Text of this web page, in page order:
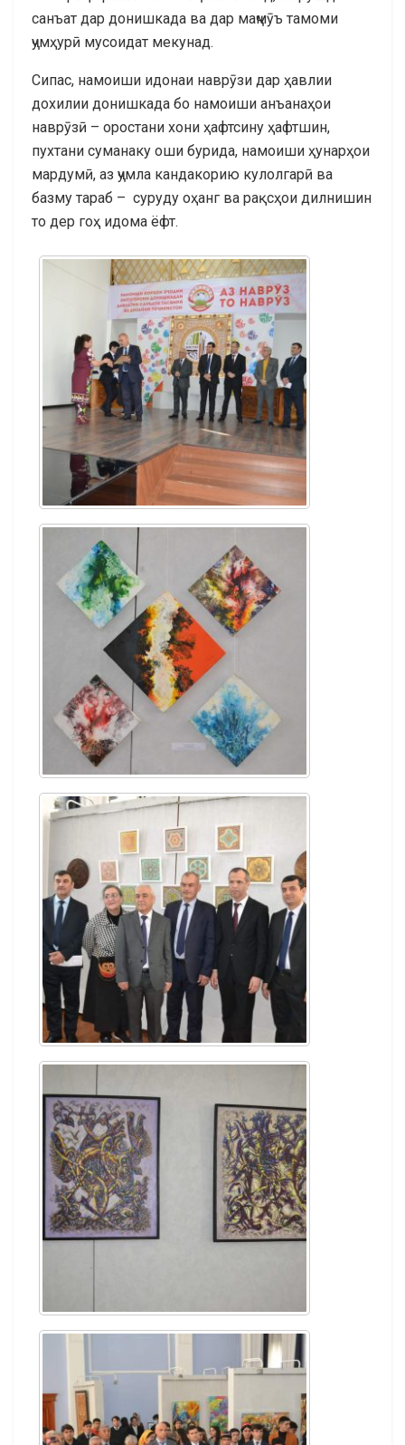
санъат дар донишкада ва дар маҷмӯъ тамоми
ҷумҳурӣ мусоидат мекунад.
Сипас, намоиши идонаи наврӯзи дар ҳавлии
дохилии донишкада бо намоиши анъанаҳои
наврӯзӣ – оростани хони ҳафтсину ҳафтшин,
пухтани суманаку оши бурида, намоиши ҳунарҳои
мардумӣ, аз ҷумла кандакорию кулолгарӣ ва
базму тараб – суруду оҳанг ва рақсҳои дилнишин
то дер гоҳ идома ёфт.